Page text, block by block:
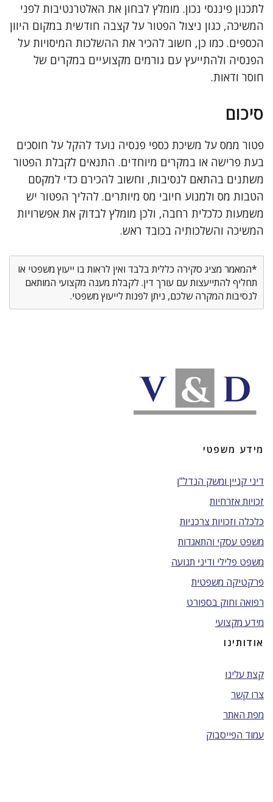
לתכנון פיננסי נכון. מומלץ לבחון את האלטרנטיבות לפני
המשיכה, כגון ניצול הפטור על קצבה חודשית במקום היוון
הכספים. כמו כן, חשוב להכיר את ההשלכות המיסויות על
הפנסיה ולהתייעץ עם גורמים מקצועיים במקרים של
חוסר ודאות.
סיכום
פטור ממס על משיכת כספי פנסיה נועד להקל על חוסכים
בעת פרישה או במקרים מיוחדים. התנאים לקבלת הפטור
משתנים בהתאם לנסיבות, וחשוב להכירם כדי למקסם
הטבות מס ולמנוע חיובי מס מיותרים. להליך הפטור יש
משמעות כלכלית רחבה, ולכן מומלץ לבדוק את אפשרויות
המשיכה והשלכותיה בכובד ראש.
*המאמר מציג סקירה כללית בלבד ואין לראות בו ייעוץ משפטי או
תחליף להתייעצות עם עורך דין. לקבלת מענה מקצועי המותאם
לנסיבות המקרה שלכם, ניתן לפנות לייעוץ משפטי.
מידע משפטי
דיני קניין ומשק הנדל"ן
זכויות אזרחיות
כלכלה וזכויות צרכניות
משפט עסקי והתאגדות
משפט פלילי ודיני תנועה
פרקטיקה משפטית
רפואה וחוק בספורט
מידע מקצועי
אודותינו
קצת עלינו
צרו קשר
מפת האתר
עמוד הפייסבוק